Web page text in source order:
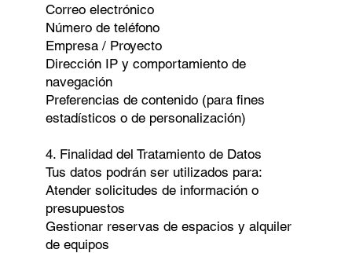
Correo electrónico
Número de teléfono
Empresa / Proyecto
Dirección IP y comportamiento de
navegación
Preferencias de contenido (para fines
estadísticos o de personalización)
4. Finalidad del Tratamiento de Datos
Tus datos podrán ser utilizados para:
Atender solicitudes de información o
presupuestos
Gestionar reservas de espacios y alquiler
de equipos